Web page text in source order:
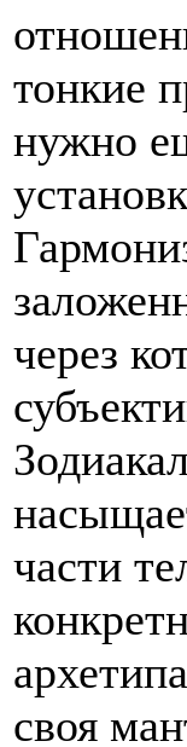
тонкие
нужно
через
части
своя